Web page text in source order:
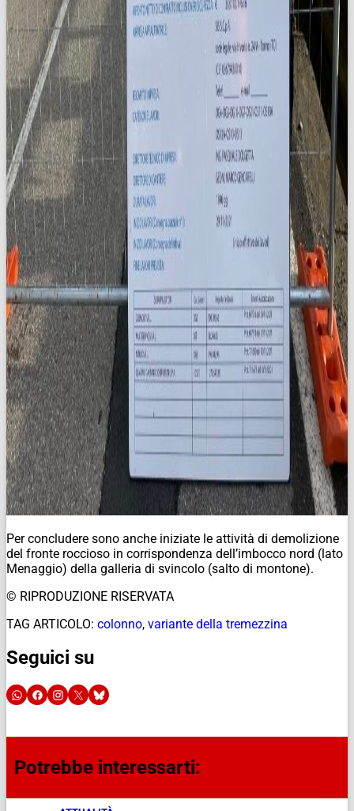
Per concludere sono anche iniziate le attività di demolizione
del fronte roccioso in corrispondenza dell’imbocco nord (lato
Menaggio) della galleria di svincolo (salto di montone).
© RIPRODUZIONE RISERVATA
TAG ARTICOLO: colonno, variante della tremezzina
Seguici su
Potrebbe interessarti: